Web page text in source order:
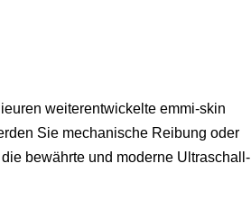
weiterentwickelte emmi-skin
Sie mechanische Reibung oder
bewährte und moderne Ultraschall-